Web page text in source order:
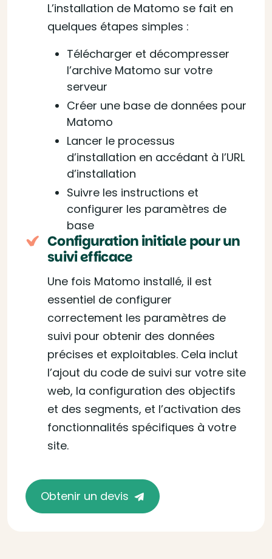
L’installation de Matomo se fait en
quelques étapes simples :
Télécharger et décompresser
l’archive Matomo sur votre
serveur
Créer une base de données pour
Matomo
Lancer le processus
d’installation en accédant à l’URL
d’installation
Suivre les instructions et
configurer les paramètres de
base
Configuration initiale pour un
suivi efficace
Une fois Matomo installé, il est
essentiel de configurer
correctement les paramètres de
suivi pour obtenir des données
précises et exploitables. Cela inclut
l’ajout du code de suivi sur votre site
web, la configuration des objectifs
et des segments, et l’activation des
fonctionnalités spécifiques à votre
site.
Obtenir un devis